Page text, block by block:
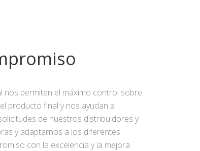
nos permiten el máximo control sobre
producto final y nos ayudan a
de nuestros distribuidores y
y adaptarnos a los diferentes
con la excelencia y la mejora